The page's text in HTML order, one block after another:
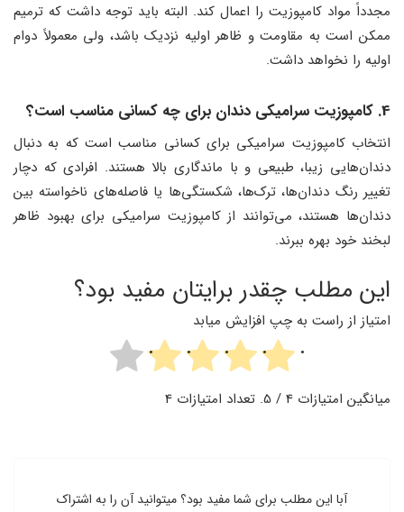
مجدداً مواد کامپوزیت را اعمال کند. البته باید توجه داشت که ترمیم
ممکن است به مقاومت و ظاهر اولیه نزدیک باشد، ولی معمولاً دوام
اولیه را نخواهد داشت.
4. کامپوزیت سرامیکی دندان برای چه کسانی مناسب است؟
انتخاب کامپوزیت سرامیکی برای کسانی مناسب است که به دنبال
دندان‌هایی زیبا، طبیعی و با ماندگاری بالا هستند. افرادی که دچار
تغییر رنگ دندان‌ها، ترک‌ها، شکستگی‌ها یا فاصله‌های ناخواسته بین
دندان‌ها هستند، می‌توانند از کامپوزیت سرامیکی برای بهبود ظاهر
لبخند خود بهره ببرند.
این مطلب چقدر برایتان مفید بود؟
امتیاز از راست به چپ افزایش میابد
میانگین امتیازات 4 / 5. تعداد امتیازات 4
آبا این مطلب برای شما مفید بود؟ میتوانید آن را به اشتراک